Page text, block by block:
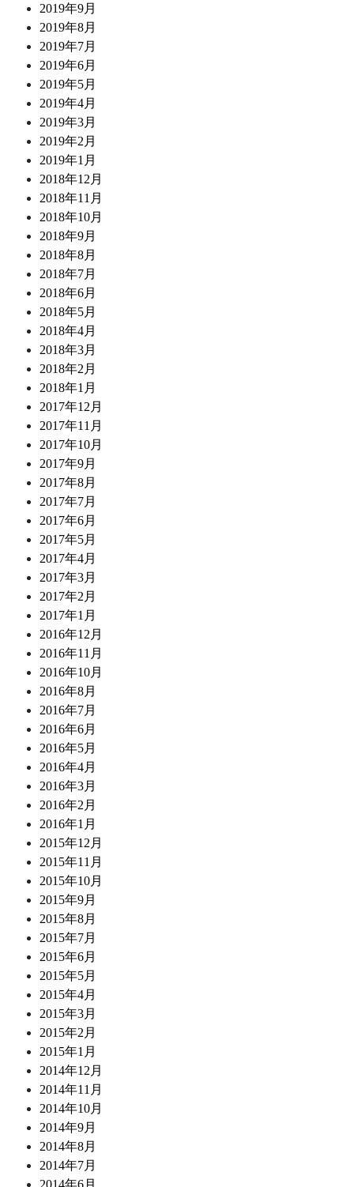
2019年9月
2019年8月
2019年7月
2019年6月
2019年5月
2019年4月
2019年3月
2019年2月
2019年1月
2018年12月
2018年11月
2018年10月
2018年9月
2018年8月
2018年7月
2018年6月
2018年5月
2018年4月
2018年3月
2018年2月
2018年1月
2017年12月
2017年11月
2017年10月
2017年9月
2017年8月
2017年7月
2017年6月
2017年5月
2017年4月
2017年3月
2017年2月
2017年1月
2016年12月
2016年11月
2016年10月
2016年8月
2016年7月
2016年6月
2016年5月
2016年4月
2016年3月
2016年2月
2016年1月
2015年12月
2015年11月
2015年10月
2015年9月
2015年8月
2015年7月
2015年6月
2015年5月
2015年4月
2015年3月
2015年2月
2015年1月
2014年12月
2014年11月
2014年10月
2014年9月
2014年8月
2014年7月
2014年6月